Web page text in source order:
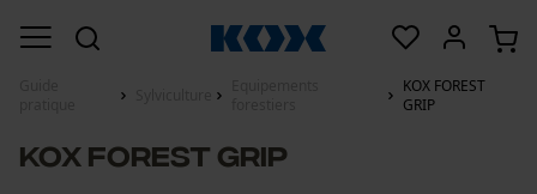
KOX FOREST
GRIP
KOX FOREST GRIP